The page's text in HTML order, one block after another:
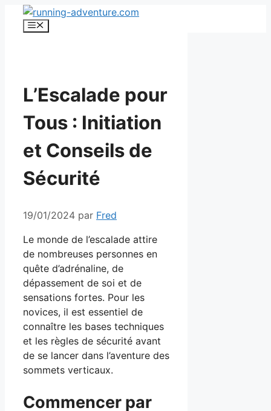
Aller
Menu
L’Escalade pour
Tous : Initiation
et Conseils de
Sécurité
19/01/2024 par Fred
Le monde de l’escalade attire
de nombreuses personnes en
quête d’adrénaline, de
dépassement de soi et de
sensations fortes. Pour les
novices, il est essentiel de
connaître les bases techniques
et les règles de sécurité avant
de se lancer dans l’aventure des
sommets verticaux.
Commencer par